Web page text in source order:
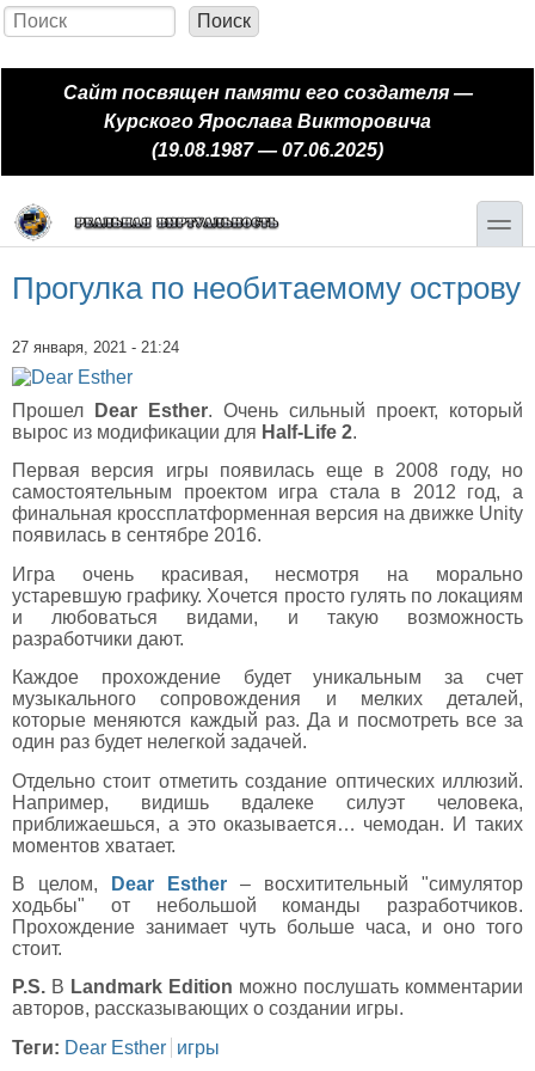
Перейти к основному содержанию
Skip to search
Форма поиска
Поиск
Сайт посвящен памяти его создателя —
Курского Ярослава Викторовича
(19.08.1987 — 07.06.2025)
toggle
Прогулка по необитаемому острову
27 января, 2021 - 21:24
Прошел Dear Esther. Очень сильный проект, который
вырос из модификации для Half-Life 2.
Первая версия игры появилась еще в 2008 году, но
самостоятельным проектом игра стала в 2012 год, а
финальная кроссплатформенная версия на движке Unity
появилась в сентябре 2016.
Игра очень красивая, несмотря на морально
устаревшую графику. Хочется просто гулять по локациям
и любоваться видами, и такую возможность
разработчики дают.
Каждое прохождение будет уникальным за счет
музыкального сопровождения и мелких деталей,
которые меняются каждый раз. Да и посмотреть все за
один раз будет нелегкой задачей.
Отдельно стоит отметить создание оптических иллюзий.
Например, видишь вдалеке силуэт человека,
приближаешься, а это оказывается… чемодан. И таких
моментов хватает.
В целом,
Dear Esther – восхитительный "симулятор
ходьбы" от небольшой команды разработчиков.
Прохождение занимает чуть больше часа, и оно того
стоит.
P.S. В Landmark Edition можно послушать комментарии
авторов, рассказывающих о создании игры.
Теги: Dear Esther игры